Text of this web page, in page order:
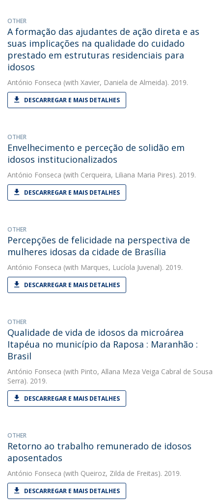
OTHER
A formação das ajudantes de ação direta e as
suas implicações na qualidade do cuidado
prestado em estruturas residenciais para
idosos
António Fonseca (with Xavier, Daniela de Almeida). 2019.
DESCARREGAR E MAIS DETALHES
OTHER
Envelhecimento e perceção de solidão em
idosos institucionalizados
António Fonseca (with Cerqueira, Liliana Maria Pires). 2019.
DESCARREGAR E MAIS DETALHES
OTHER
Percepções de felicidade na perspectiva de
mulheres idosas da cidade de Brasília
António Fonseca (with Marques, Lucíola Juvenal). 2019.
DESCARREGAR E MAIS DETALHES
OTHER
Qualidade de vida de idosos da microárea
Itapéua no município da Raposa : Maranhão :
Brasil
António Fonseca (with Pinto, Allana Meza Veiga Cabral de Sousa
Serra). 2019.
DESCARREGAR E MAIS DETALHES
OTHER
Retorno ao trabalho remunerado de idosos
aposentados
António Fonseca (with Queiroz, Zilda de Freitas). 2019.
DESCARREGAR E MAIS DETALHES